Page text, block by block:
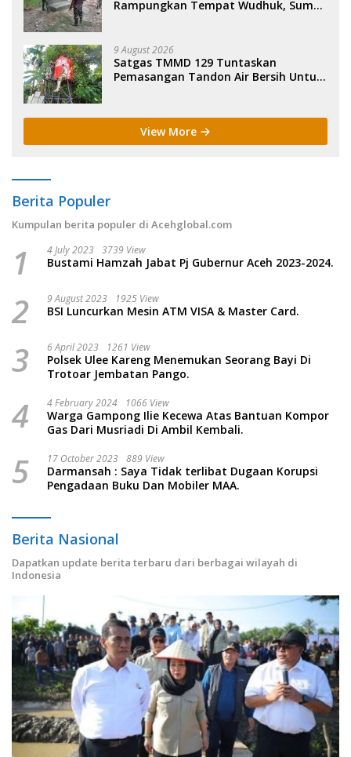
Rampungkan Tempat Wudhuk, Sumur
9 August 2026
Satgas TMMD 129 Tuntaskan
Pemasangan Tandon Air Bersih Untuk
View More
Berita Populer
Kumpulan berita populer di Acehglobal.com
1 4 July 2023 3739 View
Bustami Hamzah Jabat Pj Gubernur Aceh 2023-2024.
2 9 August 2023 1925 View
BSI Luncurkan Mesin ATM VISA & Master Card.
3 6 April 2023 1261 View
Polsek Ulee Kareng Menemukan Seorang Bayi Di
Trotoar Jembatan Pango.
4 4 February 2024 1066 View
Warga Gampong Ilie Kecewa Atas Bantuan Kompor
Gas Dari Musriadi Di Ambil Kembali.
5 17 October 2023 889 View
Darmansah : Saya Tidak terlibat Dugaan Korupsi
Pengadaan Buku Dan Mobiler MAA.
Berita Nasional
Dapatkan update berita terbaru dari berbagai wilayah di
Indonesia